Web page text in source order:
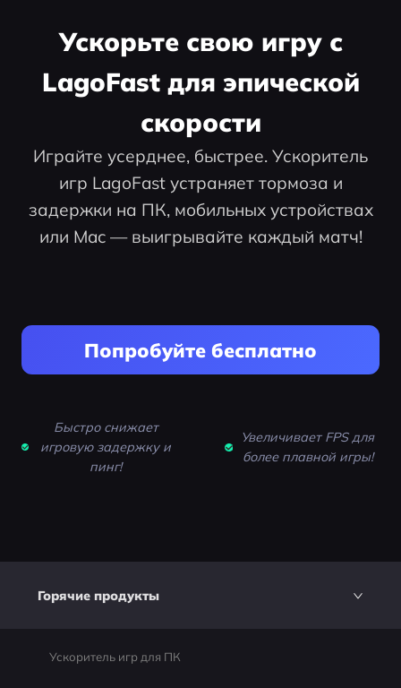
Ускорьте свою игру с
LagoFast для эпической
скорости
Играйте усерднее, быстрее. Ускоритель
игр LagoFast устраняет тормоза и
задержки на ПК, мобильных устройствах
или Mac — выигрывайте каждый матч!
Попробуйте бесплатно
Быстро снижает
игровую задержку и
пинг!
Увеличивает FPS для
более плавной игры!
Горячие продукты
Ускоритель игр для ПК